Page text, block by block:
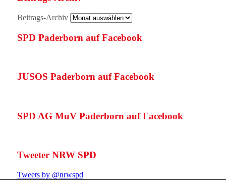
Beitrags-Archiv
SPD Paderborn auf Facebook
JUSOS Paderborn auf Facebook
SPD AG MuV Paderborn auf Facebook
Tweeter NRW SPD
Tweets by @nrwspd